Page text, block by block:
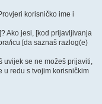
korisničko ime i
Ako jesi, [kod prijavljivanja
icu [da saznaš razlog(e)
uvijek se ne možeš prijaviti,
u redu s tvojim korisničkim